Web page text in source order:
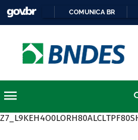
COMUNICA BR